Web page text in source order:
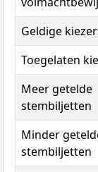
Geldige
Toegelaten
Meer getelde
stembiljetten
Minder
stembiljetten